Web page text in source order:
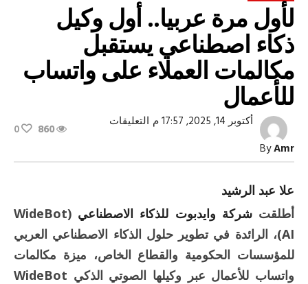
لأول مرة عربيا.. أول وكيل
ذكاء اصطناعي يستقبل
مكالمات العملاء على واتساب
للأعمال
ByAmr
أكتوبر 14, 2025, 17:57 م التعليقاتعلى
أول
يستقبل
مكالمات
العملاء
على
واتساب
للأعمال
مغلقة
860
0
علا عبد الرشيد
أطلقتشركة وايدبوت للذكاء الاصطناعي (WideBot
AI)، الرائدة في تطوير حلول الذكاء الاصطناعي العربي
للمؤسسات الحكومية والقطاع الخاص، ميزة مكالمات
واتساب للأعمال عبر وكيلها الصوتي الذكي WideBot